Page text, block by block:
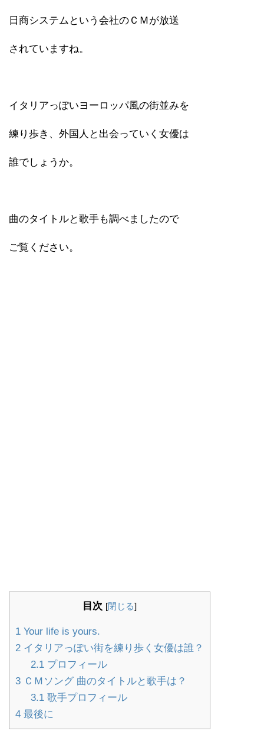
日商システムという会社のＣＭが放送
されていますね。
イタリアっぽいヨーロッパ風の街並みを
練り歩き、外国人と出会っていく女優は
誰でしょうか。
曲のタイトルと歌手も調べましたので
ご覧ください。
目次 [閉じる]
1 Your life is yours.
2 イタリアっぽい街を練り歩く女優は誰？
2.1プロフィール
3 ＣＭソング 曲のタイトルと歌手は？
3.1歌手プロフィール
4 最後に